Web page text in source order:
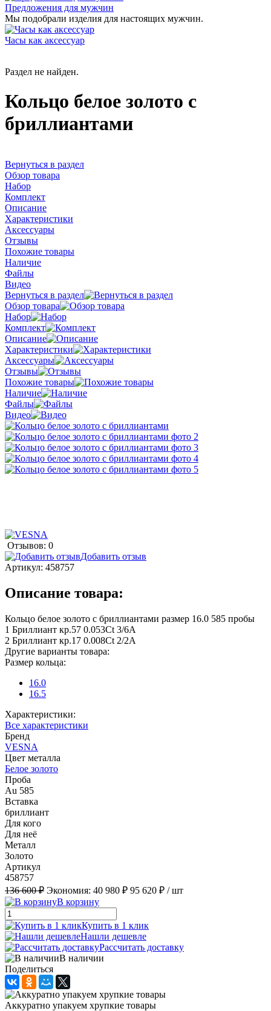
Предложения для мужчин
Мы подобрали изделия для настоящих мужчин.
Часы как аксессуар
Раздел не найден.
Кольцо белое золото с
бриллиантами
Вернуться в раздел
Обзор товара
Набор
Комплект
Описание
Характеристики
Аксессуары
Отзывы
Похожие товары
Наличие
Файлы
Видео
Вернуться в раздел
Обзор товара
Набор
Комплект
Описание
Характеристики
Аксессуары
Отзывы
Похожие товары
Наличие
Файлы
Видео
Отзывов: 0
Добавить отзыв
Артикул: 458757
Описание товара:
Кольцо белое золото с бриллиантами размер 16.0 585 пробы
1 Бриллиант кр.57 0.053Ct 3/6А
2 Бриллиант кр.17 0.008Ct 2/2А
Другие варианты товара:
Размер кольца:
16.0
16.5
Характеристики:
Все характеристики
Бренд
VESNA
Цвет металла
Белое золото
Проба
Au 585
Вставка
бриллиант
Для кого
Для неё
Металл
Золото
Артикул
458757
136 600 ₽ Экономия: 40 980 ₽ 95 620 ₽ / шт
В корзину
Купить в 1 клик
Нашли дешевле
Рассчитать доставку
В наличии
Поделиться
Аккуратно упакуем хрупкие товары